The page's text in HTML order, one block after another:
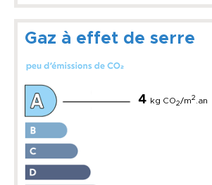
Gaz à effet de serre
4 kg CO2/m2 .an